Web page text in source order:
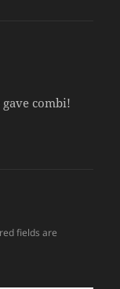
combi!
fields are